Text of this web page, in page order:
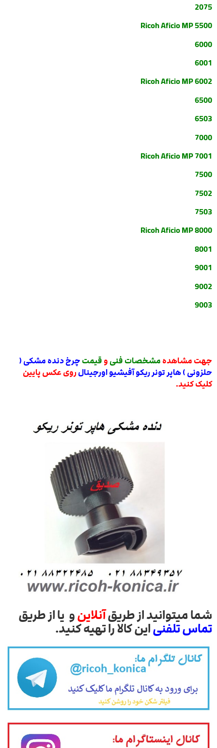
2075
Ricoh Aficio MP 5500
6000
6001
Ricoh Aficio MP 6002
6500
6503
7000
Ricoh Aficio MP 7001
7500
7502
7503
Ricoh Aficio MP 8000
8001
9001
9002
9003
جهت مشاهده مشخصات فنی و قیمت چرخ دنده مشکی (
حلزونی ) هاپر تونر ریکو آفیشیو اورجینال روی عکس پایین
کلیک کنید.
شما میتوانید از طریقآنلاینو یا از طریق
تماس تلفنیاین کالا را تهیه کنید.